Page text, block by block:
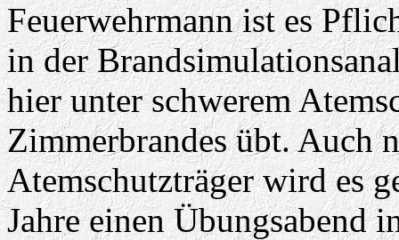
Feuerwehrmann ist es
in der
hier unter schwerem
Zimmerbrandes übt. Auch
Atemschutzträger wird es
Jahre einen Übungsabend